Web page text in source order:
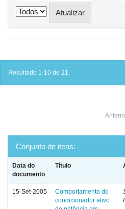
Resultado 1-10 de 21.
Conjunto de itens:
Data do
documento
Título
15-Set-2005
Comportamento do
condicionador ativo